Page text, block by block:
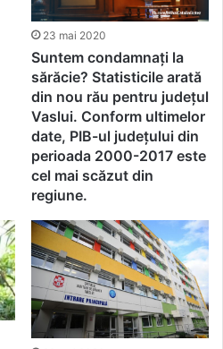
23 mai 2020
Suntem condamnați la
sărăcie? Statisticile arată
din nou rău pentru județul
Vaslui. Conform ultimelor
date, PIB-ul județului din
perioada 2000-2017 este
cel mai scăzut din
regiune.